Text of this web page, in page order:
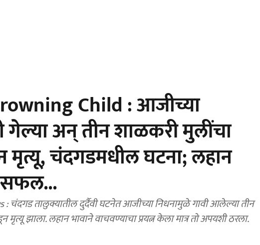
Child : आजीच्या
गेल्या अन् तीन शाळकरी मुलींचा
चंदगडमधील घटना; लहान
तालुक्यातील दुर्दैवी घटनेत आजीच्या निधनामुळे गावी आलेल्या तीन
झाला. लहान भावाने वाचवण्याचा प्रयत्न केला मात्र तो अपयशी ठरला.